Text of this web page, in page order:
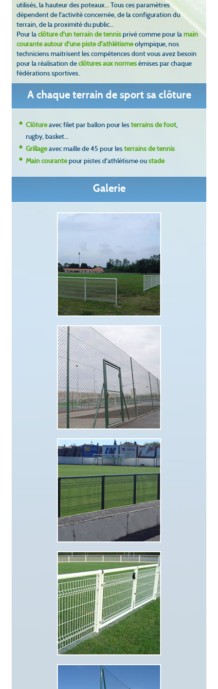
utilisés, la hauteur des poteaux... Tous ces paramètres
dépendent de l'activité concernée, de la configuration du
terrain, de la proximité du public...
Pour laclôture d'un terrain de tennisprivé comme pour lamain
courante autour d'une piste d'athlétismeolympique, nos
techniciens maitrisent les compétences dont vous avez besoin
pour la réalisation declôtures aux normesémises par chaque
fédérations sportives.
A chaque terrain de sport sa clôture
Clôtureavec filet par ballon pour lesterrains de foot,
rugby, basket...
Grillageavec maille de 45 pour lesterrains de tennis
Main courantepour pistes d'athlétisme oustade
Galerie